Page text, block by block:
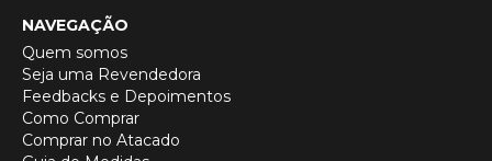
NAVEGAÇÃO
Quem somos
Seja uma Revendedora
Feedbacks e Depoimentos
Como Comprar
Comprar no Atacado